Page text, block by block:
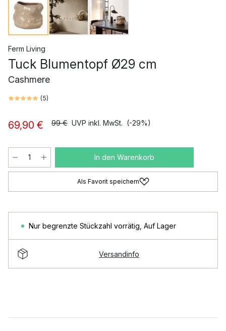
Ferm Living
Tuck Blumentopf Ø29 cm
Cashmere
(5)
69,90 € 99 € UVP inkl. MwSt. (-29%)
In den Warenkorb
Als Favorit speichern
Nur begrenzte Stückzahl vorrätig Auf Lager
Versandinfo